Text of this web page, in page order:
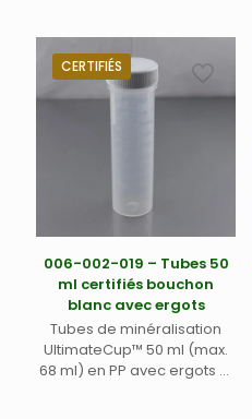
CERTIFIÉS
006-002-019 – Tubes 50
ml certifiés bouchon
blanc avec ergots
Tubes de minéralisation
UltimateCup™ 50 ml (max.
68 ml) en PP avec ergots et